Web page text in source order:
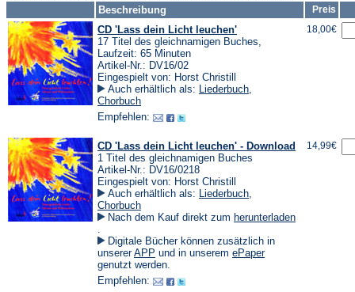
Beschreibung
Preis
CD 'Lass dein Licht leuchen'
17 Titel des gleichnamigen Buches,
Laufzeit: 65 Minuten
Artikel-Nr.: DV16/02
Eingespielt von: Horst Christill
Auch erhältlich als: Liederbuch,
Chorbuch
Empfehlen:
18,00€
CD 'Lass dein Licht leuchen' - Download
1 Titel des gleichnamigen Buches
Artikel-Nr.: DV16/0218
Eingespielt von: Horst Christill
Auch erhältlich als: Liederbuch,
Chorbuch
Nach dem Kauf direkt zum herunterladen
in
einem
neuen
Tab)
.
Digitale Bücher können zusätzlich in
unsererAPP (Öffnet
in
neuen
und in unserem ePaper(Öffnet
genutzt werden.
Empfehlen:
14,99€